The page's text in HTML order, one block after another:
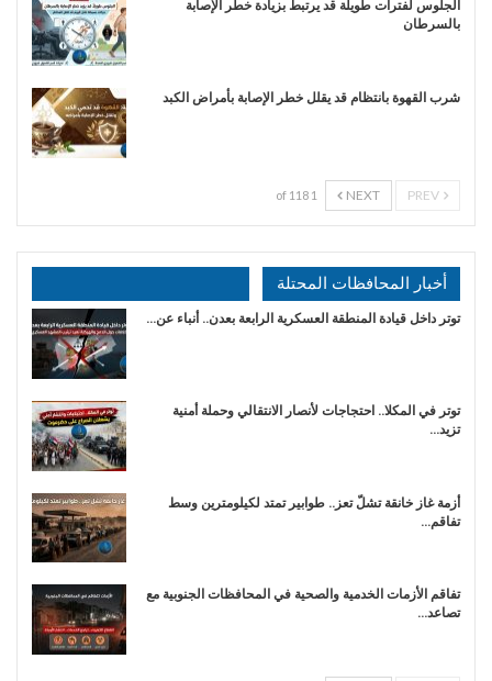
الجلوس لفترات طويلة قد يرتبط بزيادة خطر الإصابة
بالسرطان
شرب القهوة بانتظام قد يقلل خطر الإصابة بأمراض الكبد
NEXT
1 of 118
أخبار المحافظات المحتلة
توتر داخل قيادة المنطقة العسكرية الرابعة بعدن.. أنباء عن…
توتر في المكلا.. احتجاجات لأنصار الانتقالي وحملة أمنية
تزيد…
أزمة غاز خانقة تشلّ تعز.. طوابير تمتد لكيلومترين وسط
تفاقم…
تفاقم الأزمات الخدمية والصحية في المحافظات الجنوبية مع
تصاعد…